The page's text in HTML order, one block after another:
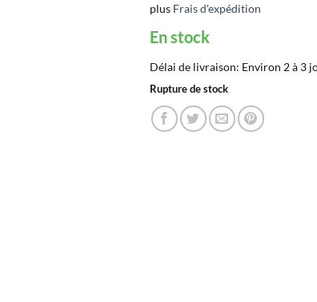
plus Frais d'expédition
En stock
Délai de livraison: Environ 2 à 3
Rupture de stock